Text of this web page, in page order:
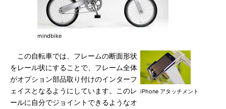
mindbike
iPhone アタッチメント
この自転車では、フレームの断面形状
をレール状にすることで、フレーム全体
がオプション部品取り付けのインターフ
ェイスとなるようにしています。このレ
ールに自分でジョイントできるようなオ